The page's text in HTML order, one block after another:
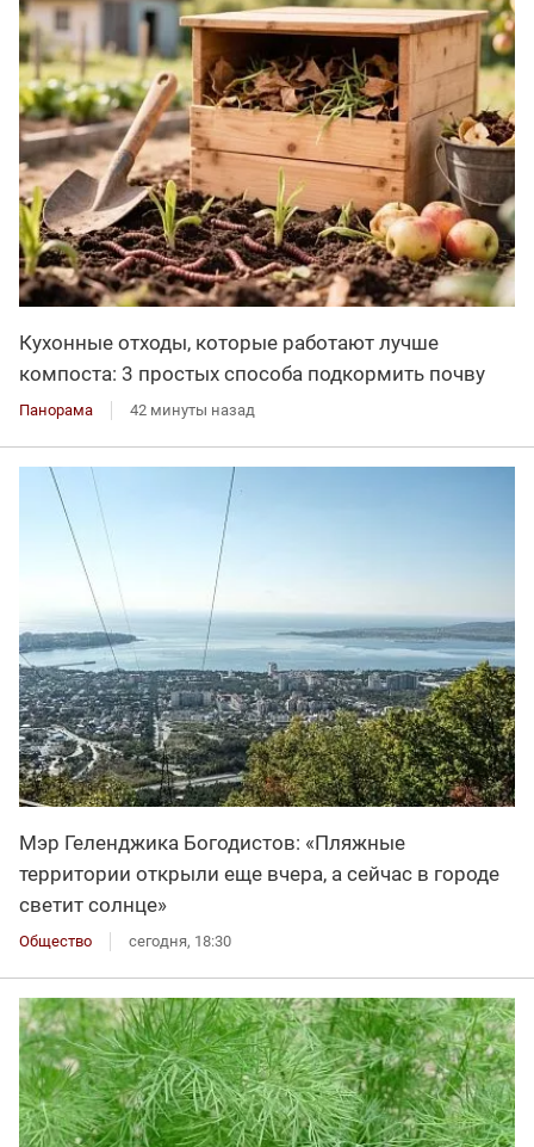
Кухонные отходы, которые работают лучше
компоста: 3 простых способа подкормить почву
Панорама 42 минуты назад
Мэр Геленджика Богодистов: «Пляжные
территории открыли еще вчера, а сейчас в городе
светит солнце»
Общество сегодня, 18:30